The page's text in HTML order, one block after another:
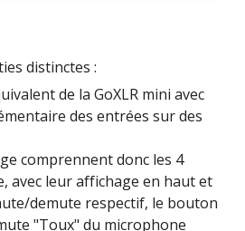
distinctes :
de la GoXLR mini avec
des entrées sur des
comprennent donc les 4
avec leur affichage en haut et
demute respectif, le bouton
"Toux" du microphone